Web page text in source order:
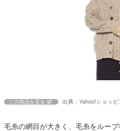
この商品を見る 出典：Yahoo!ショッピ
毛糸の網目が大きく、毛糸をルー